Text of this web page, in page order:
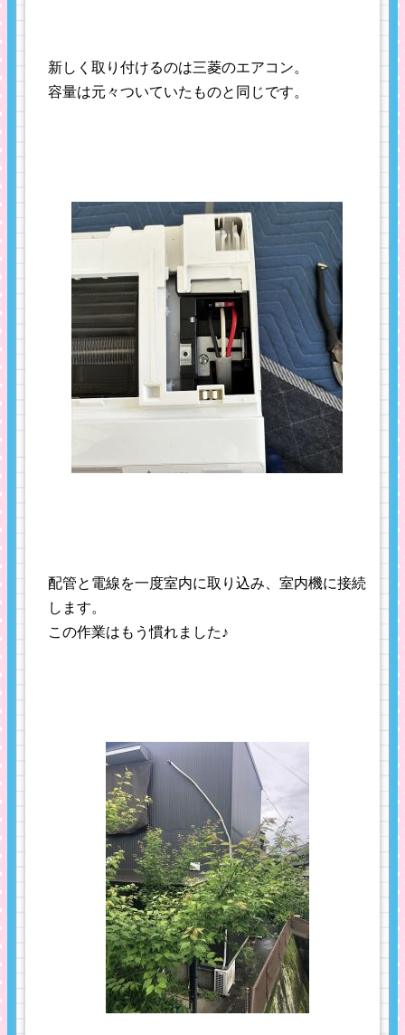
新しく取り付けるのは三菱のエアコン。
容量は元々ついていたものと同じです。
配管と電線を一度室内に取り込み、室内機に接続
します。
この作業はもう慣れました♪